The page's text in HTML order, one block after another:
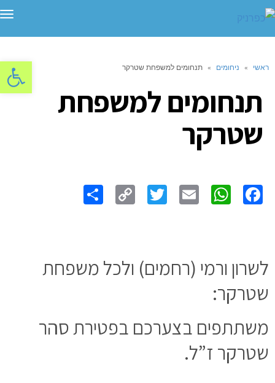
פתח ראשי » ניחומים » תנחומים למשפחת שטרקר
תנחומים למשפחת
שטרקר
Link
לשרון ורמי (רחמים) ולכל משפחת
שטרקר:
משתתפים בצערכם בפטירת סהר
שטרקר ז”ל.